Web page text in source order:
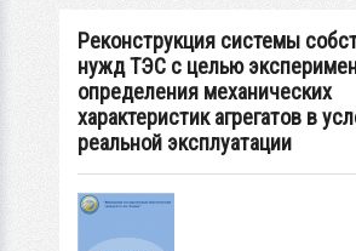
Реконструкция системы
нужд ТЭС с целью
определения механических
характеристик агрегатов в
реальной эксплуатации